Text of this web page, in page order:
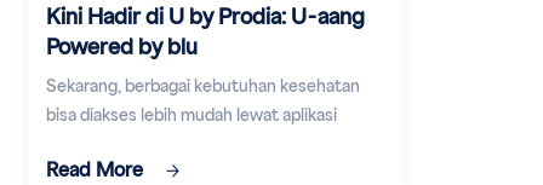
Kini Hadir di U by Prodia: U-aang
Powered by blu
Sekarang, berbagai kebutuhan kesehatan
bisa diakses lebih mudah lewat aplikasi
Read More